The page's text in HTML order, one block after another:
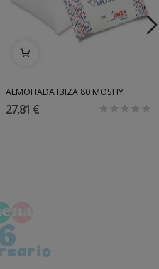
ALMOHADA IBIZA 80 MOSHY
27,81 €